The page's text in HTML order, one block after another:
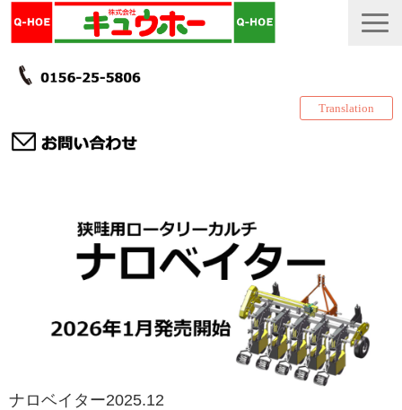
Translation
カタログ・冊子 DL
説明書
会社情報
ナロベイター2025.12